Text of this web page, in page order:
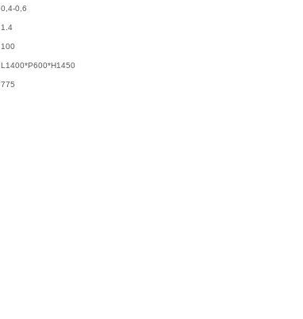
0,4-0,6
1.4
100
L1400*P600*H1450
775